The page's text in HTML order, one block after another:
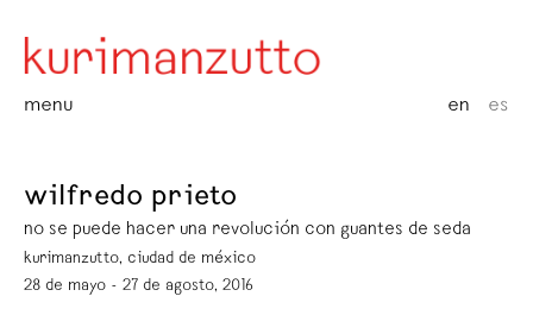
menu en es
wilfredo prieto
no se puede hacer una revolución con guantes de seda
kurimanzutto, ciudad de méxico
28 de mayo - 27 de agosto, 2016